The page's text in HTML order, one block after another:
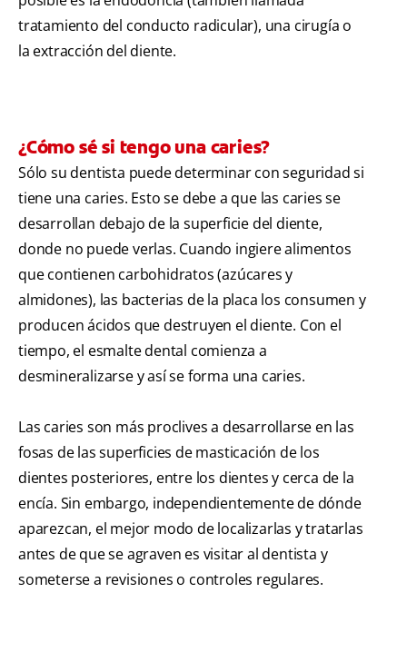
tratamiento del conducto radicular), una cirugía o
la extracción del diente.
¿Cómo sé si tengo una caries?
Sólo su dentista puede determinar con seguridad si
tiene una caries. Esto se debe a que las caries se
desarrollan debajo de la superficie del diente,
donde no puede verlas. Cuando ingiere alimentos
que contienen carbohidratos (azúcares y
almidones), las bacterias de la placa los consumen y
producen ácidos que destruyen el diente. Con el
tiempo, el esmalte dental comienza a
desmineralizarse y así se forma una caries.
Las caries son más proclives a desarrollarse en las
fosas de las superficies de masticación de los
dientes posteriores, entre los dientes y cerca de la
encía. Sin embargo, independientemente de dónde
aparezcan, el mejor modo de localizarlas y tratarlas
antes de que se agraven es visitar al dentista y
someterse a revisiones o controles regulares.